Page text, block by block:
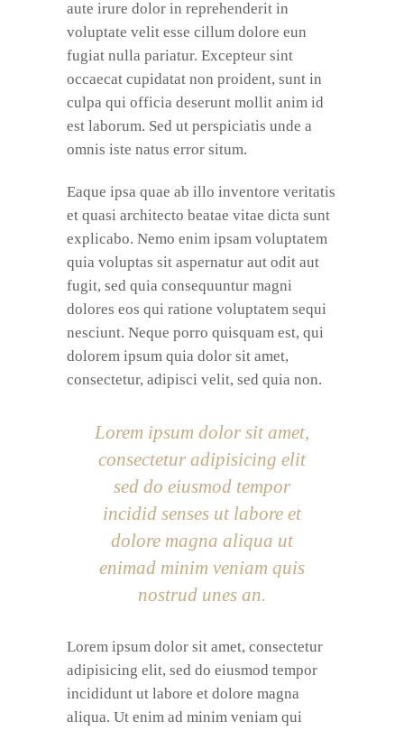
aute irure dolor in reprehenderit in
voluptate velit esse cillum dolore eun
fugiat nulla pariatur. Excepteur sint
occaecat cupidatat non proident, sunt in
culpa qui officia deserunt mollit anim id
est laborum. Sed ut perspiciatis unde a
omnis iste natus error situm.
Eaque ipsa quae ab illo inventore veritatis
et quasi architecto beatae vitae dicta sunt
explicabo. Nemo enim ipsam voluptatem
quia voluptas sit aspernatur aut odit aut
fugit, sed quia consequuntur magni
dolores eos qui ratione voluptatem sequi
nesciunt. Neque porro quisquam est, qui
dolorem ipsum quia dolor sit amet,
consectetur, adipisci velit, sed quia non.
Lorem ipsum dolor sit amet,
consectetur adipisicing elit
sed do eiusmod tempor
incidid senses ut labore et
dolore magna aliqua ut
enimad minim veniam quis
nostrud unes an.
Lorem ipsum dolor sit amet, consectetur
adipisicing elit, sed do eiusmod tempor
incididunt ut labore et dolore magna
aliqua. Ut enim ad minim veniam qui